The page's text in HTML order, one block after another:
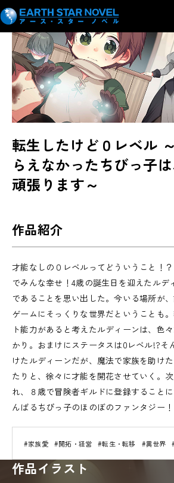
転生したけど０レベル
らえなかったちびっ子
頑張ります～
作品紹介
才能なしの０レベルってどういうこと！
でみんな幸せ！4歳の誕生日を迎えたルデ
であることを思い出した。今いる場所が
ゲームにそっくりな世界だということも
ト能力があると考えたルディーンは、色
かり。おまけにステータスは0レベル!?そ
けたルディーンだが、魔法で家族を助け
たりと、徐々に才能を開花させていく。
れ、８歳で冒険者ギルドに登録するこ
んばるちびっ子のほのぼのファンタジー！
#家族愛 #開拓・経営 #転生・転移 #異世界
作品イラスト